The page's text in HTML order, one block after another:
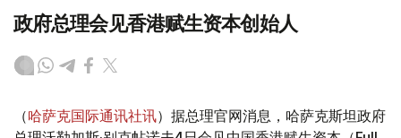
政府总理会见香港赋生资本创始人
（哈萨克国际通讯社讯）据总理官网消息，哈萨克斯坦政府